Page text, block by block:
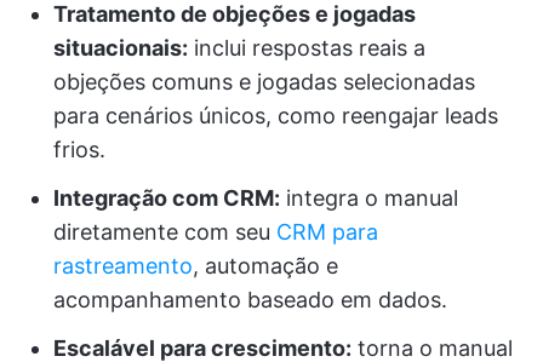
Tratamento de objeções e jogadas
situacionais: inclui respostas reais a
objeções comuns e jogadas selecionadas
para cenários únicos, como reengajar leads
frios.
Integração com CRM: integra o manual
diretamente com seu CRM para
rastreamento, automação e
acompanhamento baseado em dados.
Escalável para crescimento: torna o manual